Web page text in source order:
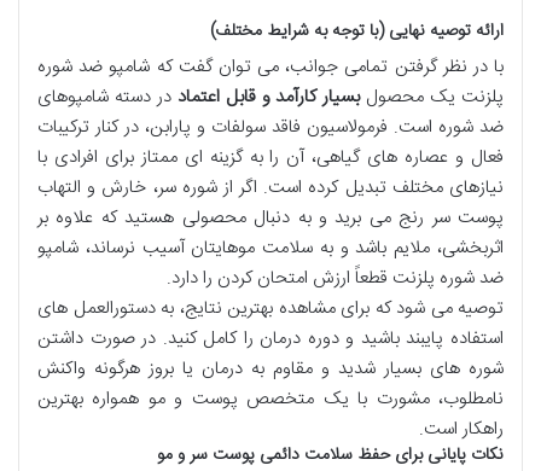
ارائه توصیه نهایی (با توجه به شرایط مختلف)
با در نظر گرفتن تمامی جوانب، می توان گفت که شامپو ضد شوره
پلزنت یک محصولبسیار کارآمد و قابل اعتماد در دسته شامپوهای
ضد شوره است. فرمولاسیون فاقد سولفات و پارابن، در کنار ترکیبات
فعال و عصاره های گیاهی، آن را به گزینه ای ممتاز برای افرادی با
نیازهای مختلف تبدیل کرده است. اگر از شوره سر، خارش و التهاب
پوست سر رنج می برید و به دنبال محصولی هستید که علاوه بر
اثربخشی، ملایم باشد و به سلامت موهایتان آسیب نرساند، شامپو
ضد شوره پلزنت قطعاً ارزش امتحان کردن را دارد.
توصیه می شود که برای مشاهده بهترین نتایج، به دستورالعمل های
استفاده پایبند باشید و دوره درمان را کامل کنید. در صورت داشتن
شوره های بسیار شدید و مقاوم به درمان یا بروز هرگونه واکنش
نامطلوب، مشورت با یک متخصص پوست و مو همواره بهترین
راهکار است.
نکات پایانی برای حفظ سلامت دائمی پوست سر و مو